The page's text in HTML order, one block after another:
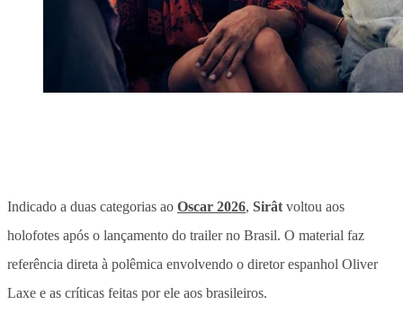
Indicado a duas categorias ao Oscar 2026, Sirât voltou aos
holofotes após o lançamento do trailer no Brasil. O material faz
referência direta à polêmica envolvendo o diretor espanhol Oliver
Laxe e as críticas feitas por ele aos brasileiros.